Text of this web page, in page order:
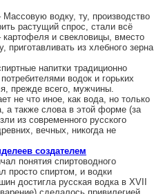
Массовую водку, ту, производство
растущий спрос, стали всё
картофеля и свекловицы, вместо
из хлебного зерна
напитки традиционно
водок и горьких
прежде всего, мужчины.
не что иное, как вода, но только
а также слова в этой форме (за
из современного русского
вечных, никогда не
создателем
понятия спиртоводного
просто спиртом, и водки
достигла русская водка в XVII